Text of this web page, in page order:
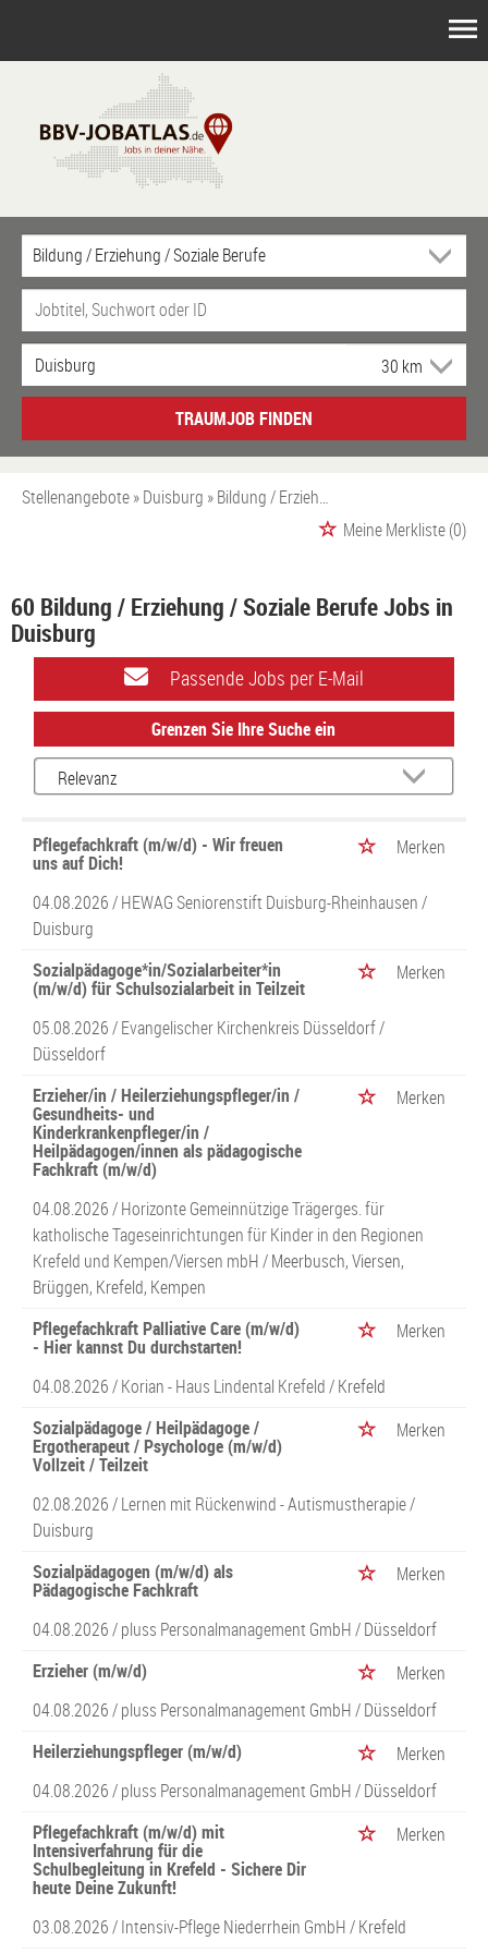
TRAUMJOB FINDEN
Stellenangebote Duisburg
Bildung / Erziehung / Soziale Berufe
Meine Merkliste(0)
60 Bildung / Erziehung / Soziale Berufe Jobs in
Duisburg
Passende Jobs per E-Mail
Grenzen Sie Ihre Suche ein
Pflegefachkraft (m/w/d) - Wir freuen
uns auf Dich!
Merken
04.08.2026 /HEWAG Seniorenstift Duisburg-Rheinhausen/
Duisburg
Sozialpädagoge*in/Sozialarbeiter*in
(m/w/d) für Schulsozialarbeit in Teilzeit
Merken
05.08.2026 /Evangelischer Kirchenkreis Düsseldorf/
Düsseldorf
Erzieher/in / Heilerziehungspfleger/in /
Gesundheits- und
Kinderkrankenpfleger/in /
Heilpädagogen/innen als pädagogische
Fachkraft (m/w/d)
Merken
04.08.2026 /Horizonte Gemeinnützige Trägerges. für
katholische Tageseinrichtungen für Kinder in den Regionen
Krefeld und Kempen/Viersen mbH/ Meerbusch, Viersen,
Brüggen, Krefeld, Kempen
Pflegefachkraft Palliative Care (m/w/d)
- Hier kannst Du durchstarten!
Merken
04.08.2026 /Korian - Haus Lindental Krefeld/ Krefeld
Sozialpädagoge / Heilpädagoge /
Ergotherapeut / Psychologe (m/w/d)
Vollzeit / Teilzeit
Merken
02.08.2026 /Lernen mit Rückenwind - Autismustherapie/
Duisburg
Sozialpädagogen (m/w/d) als
Pädagogische Fachkraft
Merken
04.08.2026 /pluss Personalmanagement GmbH/ Düsseldorf
Erzieher (m/w/d)
Merken
04.08.2026 /pluss Personalmanagement GmbH/ Düsseldorf
Heilerziehungspfleger (m/w/d)
Merken
04.08.2026 /pluss Personalmanagement GmbH/ Düsseldorf
Pflegefachkraft (m/w/d) mit
Intensiverfahrung für die
Schulbegleitung in Krefeld - Sichere Dir
heute Deine Zukunft!
Merken
03.08.2026 /Intensiv-Pflege Niederrhein GmbH/ Krefeld